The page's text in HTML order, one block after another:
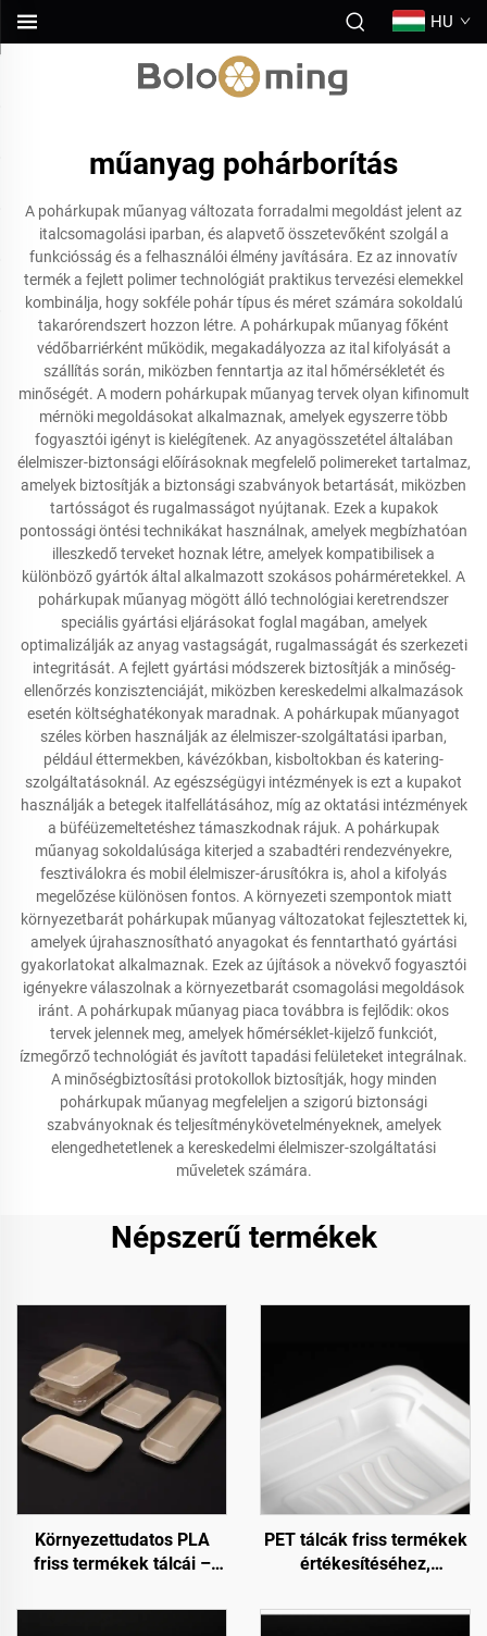
HU
műanyag pohárborítás
A pohárkupak műanyag változata forradalmi megoldást jelent az
italcsomagolási iparban, és alapvető összetevőként szolgál a
funkciósság és a felhasználói élmény javítására. Ez az innovatív
termék a fejlett polimer technológiát praktikus tervezési elemekkel
kombinálja, hogy sokféle pohár típus és méret számára sokoldalú
takarórendszert hozzon létre. A pohárkupak műanyag főként
védőbarriérként működik, megakadályozza az ital kifolyását a
szállítás során, miközben fenntartja az ital hőmérsékletét és
minőségét. A modern pohárkupak műanyag tervek olyan kifinomult
mérnöki megoldásokat alkalmaznak, amelyek egyszerre több
fogyasztói igényt is kielégítenek. Az anyagösszetétel általában
élelmiszer-biztonsági előírásoknak megfelelő polimereket tartalmaz,
amelyek biztosítják a biztonsági szabványok betartását, miközben
tartósságot és rugalmasságot nyújtanak. Ezek a kupakok
pontossági öntési technikákat használnak, amelyek megbízhatóan
illeszkedő terveket hoznak létre, amelyek kompatibilisek a
különböző gyártók által alkalmazott szokásos pohárméretekkel. A
pohárkupak műanyag mögött álló technológiai keretrendszer
speciális gyártási eljárásokat foglal magában, amelyek
optimalizálják az anyag vastagságát, rugalmasságát és szerkezeti
integritását. A fejlett gyártási módszerek biztosítják a minőség-
ellenőrzés konzisztenciáját, miközben kereskedelmi alkalmazások
esetén költséghatékonyak maradnak. A pohárkupak műanyagot
széles körben használják az élelmiszer-szolgáltatási iparban,
például éttermekben, kávézókban, kisboltokban és katering-
szolgáltatásoknál. Az egészségügyi intézmények is ezt a kupakot
használják a betegek italfellátásához, míg az oktatási intézmények
a büféüzemeltetéshez támaszkodnak rájuk. A pohárkupak
műanyag sokoldalúsága kiterjed a szabadtéri rendezvényekre,
fesztiválokra és mobil élelmiszer-árusítókra is, ahol a kifolyás
megelőzése különösen fontos. A környezeti szempontok miatt
környezetbarát pohárkupak műanyag változatokat fejlesztettek ki,
amelyek újrahasznosítható anyagokat és fenntartható gyártási
gyakorlatokat alkalmaznak. Ezek az újítások a növekvő fogyasztói
igényekre válaszolnak a környezetbarát csomagolási megoldások
iránt. A pohárkupak műanyag piaca továbbra is fejlődik: okos
tervek jelennek meg, amelyek hőmérséklet-kijelző funkciót,
ízmegőrző technológiát és javított tapadási felületeket integrálnak.
A minőségbiztosítási protokollok biztosítják, hogy minden
pohárkupak műanyag megfeleljen a szigorú biztonsági
szabványoknak és teljesítménykövetelményeknek, amelyek
elengedhetetlenek a kereskedelmi élelmiszer-szolgáltatási
műveletek számára.
Népszerű termékek
Környezettudatos PLA
friss termékek tálcái –
értékesítés és tárolás
PET tálcák friss termékek
értékesítéséhez,
tárolásához